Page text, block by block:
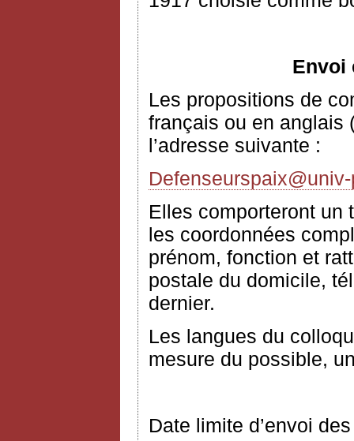
Envoi
Les propositions de
français ou en anglais
l’adresse suivante :
Elles comporteront un
les coordonnées
prénom, fonction et
postale du domicile,
dernier.
Les langues du
mesure du possible,
Date limite d’envoi